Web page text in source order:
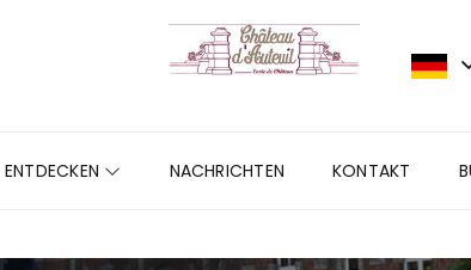
ENTDECKEN NACHRICHTEN KONTAKT